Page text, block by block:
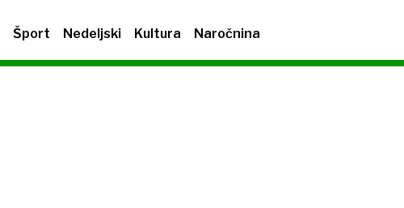
Šport Nedeljski Kultura Naročnina